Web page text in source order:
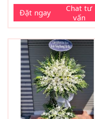
Đặt ngay
Chat tư
vấn